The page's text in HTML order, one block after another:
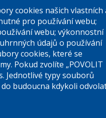
Praha 9
14/324
9
283 091 111
cookies našich vlastních
pro používání webu;
webu; výkonnostní
údajů o používání
cookies, které se
Pokud zvolíte „POVOLIT
Jednotlivé typy souborů
budoucna kdykoli